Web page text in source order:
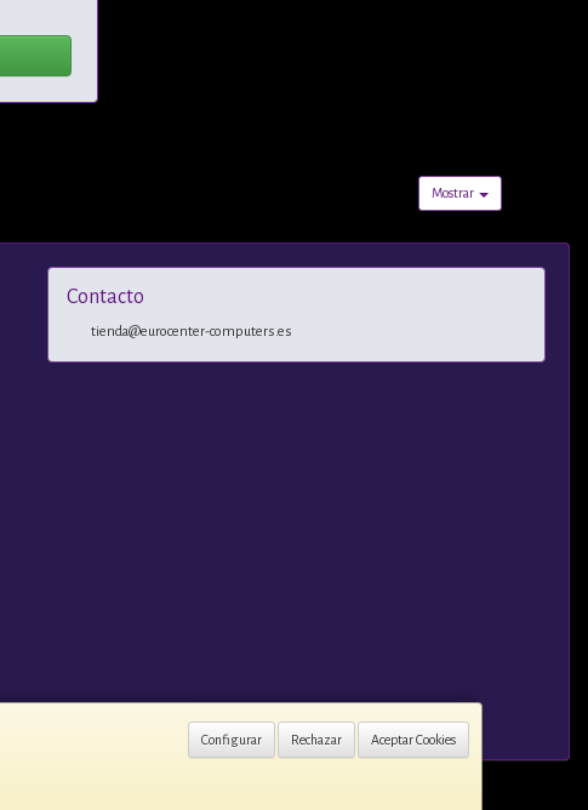
Mostrar
Configurar Rechazar Aceptar Cookies
Contacto
tienda@eurocenter-computers.es